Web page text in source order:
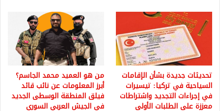
تحديثات جديدة بشأن الإقامات
السياحية في تركيا: تيسيرات
في إجراءات التجديد واشتراطات
معززة على الطلبات الأولى
من هو العميد محمد الجاسم؟
أبرز المعلومات عن نائب قائد
فيلق المنطقة الوسطى الجديد
في الجيش العربي السوري